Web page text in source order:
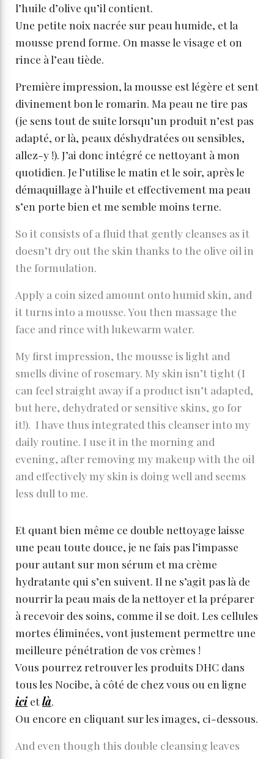
l’huile d’olive qu’il contient.
Une petite noix nacrée sur peau humide, et la
mousse prend forme. On masse le visage et on
rince à l’eau tiède.
Première impression, la mousse est légère et sent
divinement bon le romarin. Ma peau ne tire pas
(je sens tout de suite lorsqu’un produit n’est pas
adapté, or là, peaux déshydratées ou sensibles,
allez-y !). J’ai donc intégré ce nettoyant à mon
quotidien. Je l’utilise le matin et le soir, après le
démaquillage à l’huile et effectivement ma peau
s’en porte bien et me semble moins terne.
So it consists of a fluid that gently cleanses as it
doesn’t dry out the skin thanks to the olive oil in
the formulation.
Apply a coin sized amount onto humid skin, and
it turns into a mousse. You then massage the
face and rince with lukewarm water.
My first impression, the mousse is light and
smells divine of rosemary. My skin isn’t tight (I
can feel straight away if a product isn’t adapted,
but here, dehydrated or sensitive skins, go for
it!). I have thus integrated this cleanser into my
daily routine. I use it in the morning and
evening, after removing my makeup with the oil
and effectively my skin is doing well and seems
less dull to me.
Et quant bien même ce double nettoyage laisse
une peau toute douce, je ne fais pas l’impasse
pour autant sur mon sérum et ma crème
hydratante qui s’en suivent. Il ne s’agit pas là de
nourrir la peau mais de la nettoyer et la préparer
à recevoir des soins, comme il se doit. Les cellules
mortes éliminées, vont justement permettre une
meilleure pénétration de vos crèmes !
Vous pourrez retrouver les produits DHC dans
tous les Nocibe, à côté de chez vous ou en ligne
icietlà.
Ou encore en cliquant sur les images, ci-dessous.
And even though this double cleansing leaves